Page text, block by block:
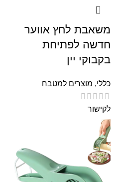
משאבת לחץ אווער
חדשה לפתיחת
בקבוקי יין
כללי, מוצרים למטבח
לקישור